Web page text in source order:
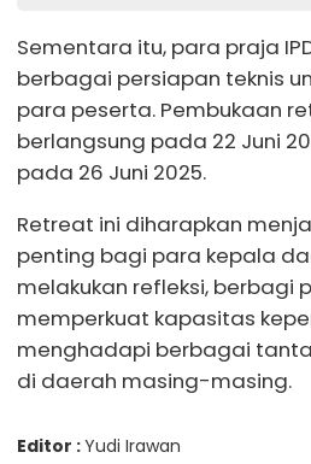
Sementara itu, para praja
berbagai persiapan teknis
para peserta. Pembukaan
berlangsung pada 22 Juni
pada 26 Juni 2025.
Retreat ini diharapkan
penting bagi para kepala
melakukan refleksi, berbagi
memperkuat kapasitas
menghadapi berbagai
di daerah masing-masing.
Editor :Yudi Irawan